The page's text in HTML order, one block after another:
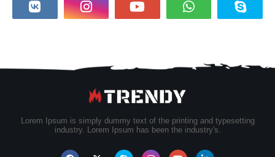
Lorem Ipsum is simply dummy text of the printing and typesetting
industry. Lorem Ipsum has been the industry's.